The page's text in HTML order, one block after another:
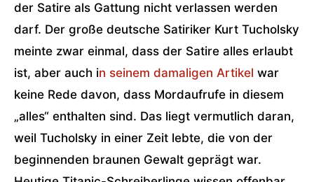
der Satire als Gattung nicht verlassen werden
darf. Der große deutsche Satiriker Kurt Tucholsky
meinte zwar einmal, dass der Satire alles erlaubt
ist, aber auch in seinem damaligen Artikel war
keine Rede davon, dass Mordaufrufe in diesem
„alles“ enthalten sind. Das liegt vermutlich daran,
weil Tucholsky in einer Zeit lebte, die von der
beginnenden braunen Gewalt geprägt war.